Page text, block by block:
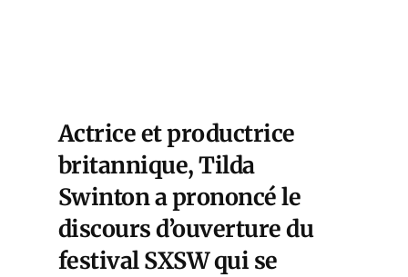
Actrice et productrice
britannique, Tilda
Swinton a prononcé le
discours d’ouverture du
festival SXSW qui se